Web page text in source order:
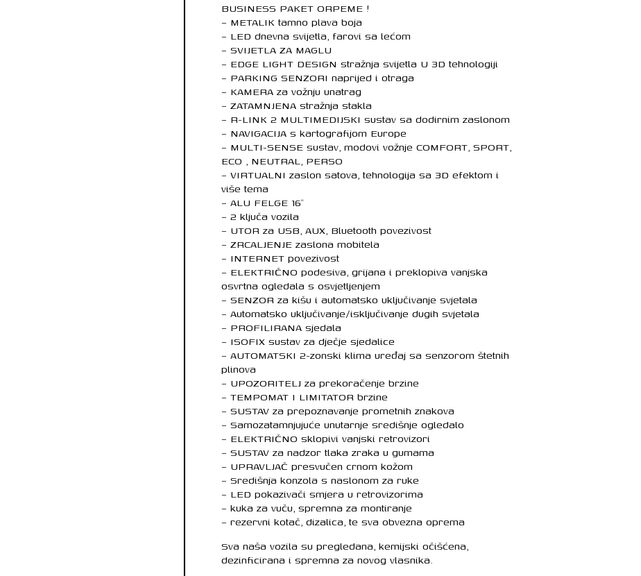
BUSINESS PAKET ORPEME !
– METALIK tamno plava boja
– LED dnevna svijetla, farovi sa lećom
– SVIJETLA ZA MAGLU
– EDGE LIGHT DESIGN stražnja svijetla U 3D tehnologiji
– PARKING SENZORI naprijed i otraga
– KAMERA za vožnju unatrag
– ZATAMNJENA stražnja stakla
– R-LINK 2 MULTIMEDIJSKI sustav sa dodirnim zaslonom
– NAVIGACIJA s kartografijom Europe
– MULTI-SENSE sustav, modovi vožnje COMFORT, SPORT,
ECO , NEUTRAL, PERSO
– VIRTUALNI zaslon satova, tehnologija sa 3D efektom i
više tema
– ALU FELGE 16″
– 2 ključa vozila
– UTOR za USB, AUX, Bluetooth povezivost
– ZRCALJENJE zaslona mobitela
– INTERNET povezivost
– ELEKTRIČNO podesiva, grijana i preklopiva vanjska
osvrtna ogledala s osvjetljenjem
– SENZOR za kišu i automatsko uključivanje svjetala
– Automatsko uključivanje/isključivanje dugih svjetala
– PROFILIRANA sjedala
– ISOFIX sustav za dječje sjedalice
– AUTOMATSKI 2-zonski klima uređaj sa senzorom štetnih
plinova
– UPOZORITELJ za prekoračenje brzine
– TEMPOMAT I LIMITATOR brzine
– SUSTAV za prepoznavanje prometnih znakova
– Samozatamnjujuće unutarnje središnje ogledalo
– ELEKTRIČNO sklopivi vanjski retrovizori
– SUSTAV za nadzor tlaka zraka u gumama
– UPRAVLJAČ presvučen crnom kožom
– Središnja konzola s naslonom za ruke
– LED pokazivači smjera u retrovizorima
– kuka za vuču, spremna za montiranje
– rezervni kotač, dizalica, te sva obvezna oprema
Sva naša vozila su pregledana, kemijski očišćena,
dezinficirana i spremna za novog vlasnika.